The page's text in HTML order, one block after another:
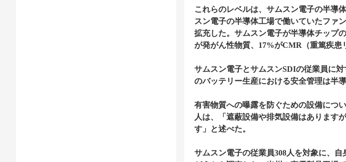
これらのレベルは、サムスン電子の半導
スン電子の半導体工場で働いていたファ
拡充した。サムスン電子が半導体チップ
が発がん性物質、17%がCMR（重篤疾患
サムスン電子とサムスンSDIの従業員に
のバッテリー生産における安全管理は半
有害物質への曝露を防ぐための設備につ
人は、「遮蔽設備や排気設備はあります
す」と述べた。
サムスン電子の従業員308人を対象に、